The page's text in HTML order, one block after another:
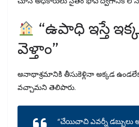
“ఉపాధి ఇస్తే
వెళ్తాం”
అనాథాశ్రమానికి తీసుకెళ్లినా అక్కడ ఉండలేక
వచ్చామని తెలిపారు.
“చేయిచాచి ఎవర్నీ డబ్బులు